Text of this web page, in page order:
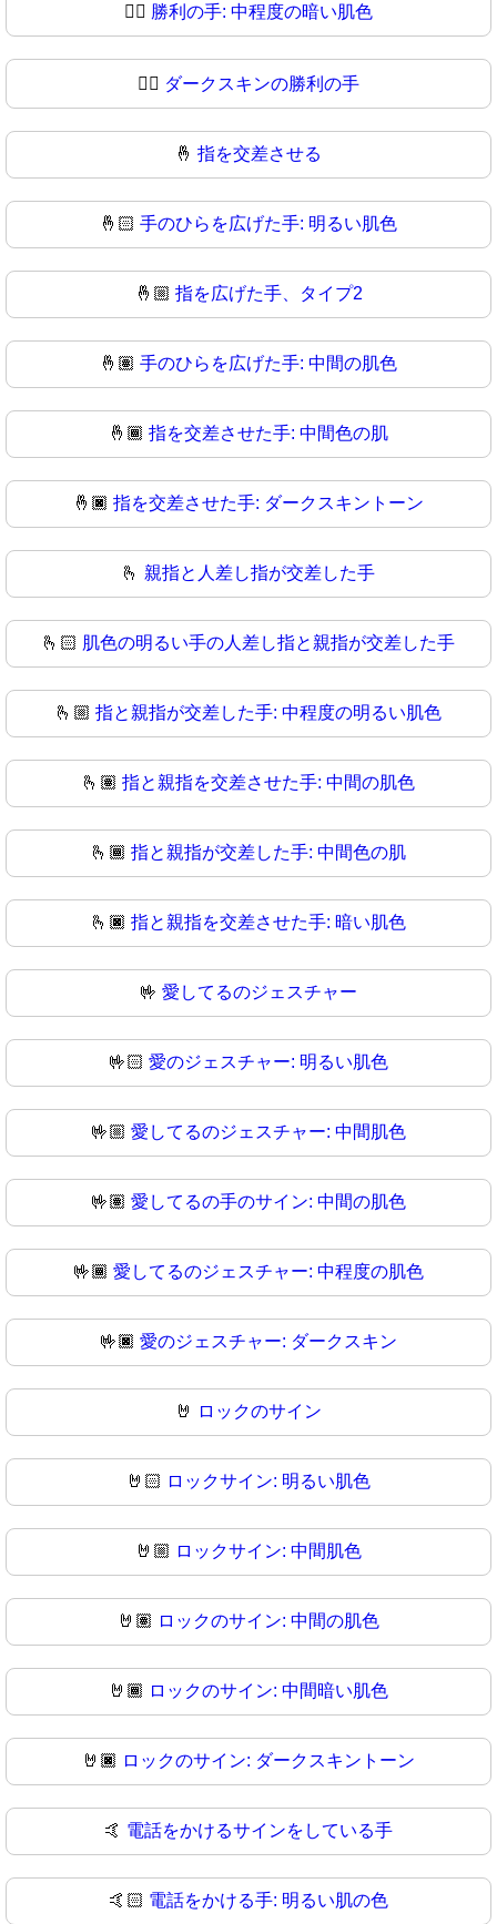
✌🏾 勝利の手: 中程度の暗い肌色
✌🏿 ダークスキンの勝利の手
🤞 指を交差させる
🤞🏻 手のひらを広げた手: 明るい肌色
🤞🏼 指を広げた手、タイプ2
🤞🏽 手のひらを広げた手: 中間の肌色
🤞🏾 指を交差させた手: 中間色の肌
🤞🏿 指を交差させた手: ダークスキントーン
🫰 親指と人差し指が交差した手
🫰🏻 肌色の明るい手の人差し指と親指が交差した手
🫰🏼 指と親指が交差した手: 中程度の明るい肌色
🫰🏽 指と親指を交差させた手: 中間の肌色
🫰🏾 指と親指が交差した手: 中間色の肌
🫰🏿 指と親指を交差させた手: 暗い肌色
🤟 愛してるのジェスチャー
🤟🏻 愛のジェスチャー: 明るい肌色
🤟🏼 愛してるのジェスチャー: 中間肌色
🤟🏽 愛してるの手のサイン: 中間の肌色
🤟🏾 愛してるのジェスチャー: 中程度の肌色
🤟🏿 愛のジェスチャー: ダークスキン
🤘 ロックのサイン
🤘🏻 ロックサイン: 明るい肌色
🤘🏼 ロックサイン: 中間肌色
🤘🏽 ロックのサイン: 中間の肌色
🤘🏾 ロックのサイン: 中間暗い肌色
🤘🏿 ロックのサイン: ダークスキントーン
🤙 電話をかけるサインをしている手
🤙🏻 電話をかける手: 明るい肌の色